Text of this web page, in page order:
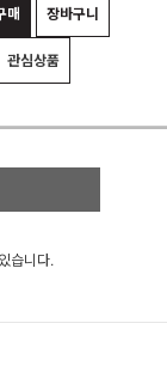
매 장바구니
관심상품
습니다.